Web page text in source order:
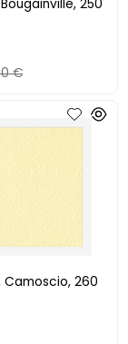
Bougainvillé, 250
€
Camoscio, 260